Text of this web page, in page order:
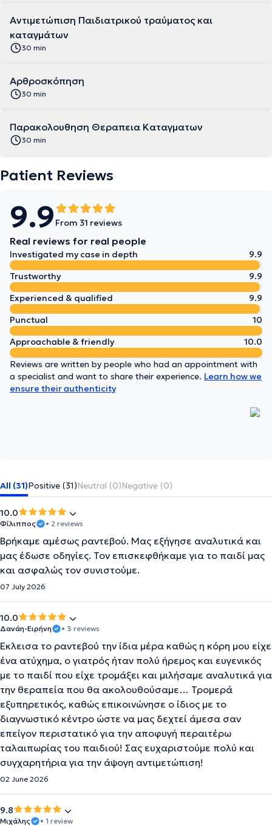
Αντιμετώπιση Παιδιατρικού τραύματος και
καταγμάτων
30 min
Αρθροσκόπηση
30 min
Παρακολουθηση Θεραπεια Καταγματων
30 min
Patient Reviews
9.9 From 31 reviews
Real reviews for real people
Investigated my case in depth
9.9
Trustworthy
9.9
Experienced & qualified
9.9
Punctual
10
Approachable & friendly
10.0
Reviews are written by people who had an appointment with
a specialist and want to share their experience. Learn how we
ensure their authenticity
All (31)Positive (31)Neutral (0)Negative (0)
10.0
Φίλιππος • 2 reviews
Βρήκαμε αμέσως ραντεβού. Μας εξήγησε αναλυτικά και
μας έδωσε οδηγίες. Τον επισκεφθήκαμε για το παιδί μας
και ασφαλώς τον συνιστούμε.
07 July 2026
10.0
Δανάη-Ειρήνη • 3 reviews
Έκλεισα το ραντεβού την ίδια μέρα καθώς η κόρη μου είχε
ένα ατύχημα, ο γιατρός ήταν πολύ ήρεμος και ευγενικός
με το παιδί που είχε τρομάξει και μιλήσαμε αναλυτικά για
την θεραπεία που θα ακολουθούσαμε… Τρομερά
εξυπηρετικός, καθώς επικοινώνησε ο ίδιος με το
διαγνωστικό κέντρο ώστε να μας δεχτεί άμεσα σαν
επείγον περιστατικό για την αποφυγή περαιτέρω
ταλαιπωρίας του παιδιού! Σας ευχαριστούμε πολύ και
συγχαρητήρια για την άψογη αντιμετώπιση!
02 June 2026
9.8
Μιχάλης • 1 review